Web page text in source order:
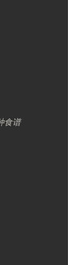
食谱